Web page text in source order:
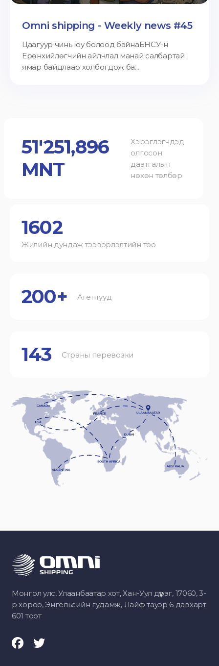
Omni shipping - Weekly news #45
Цаагуур чинь юу болоод байнаБНСУ-н
Ерөнхийлөгчийн айлчлал манай салбартай
ямар байдлаар холбогдож ба...
51'251,896
MNT
Хэрэглэгчдэд
олгосон
даатгалын
нөхөн төлбөр
1602
Жилийн дундаж тээвэрлэлтийн тоо
200+ Агентууд
143 Страны перевозки
Монгол улс, Улаанбаатар хот, Хан-Уул дүүрэг, 17060, 3-
р хороо, Энгельсийн гудамж, Лайф тауэр 6 давхарт
601 тоот